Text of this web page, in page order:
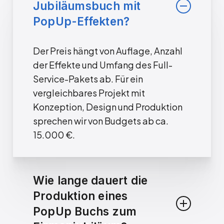
Jubiläumsbuch mit
PopUp-Effekten?
Der Preis hängt von Auflage, Anzahl
der Effekte und Umfang des Full-
Service-Pakets ab. Für ein
vergleichbares Projekt mit
Konzeption, Design und Produktion
sprechen wir von Budgets ab ca.
15.000 €.
Wie lange dauert die
Produktion eines
PopUp Buchs zum